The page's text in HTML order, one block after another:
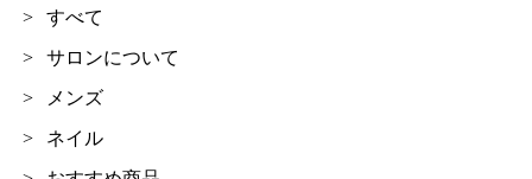
すべて
サロンについて
メンズ
ネイル